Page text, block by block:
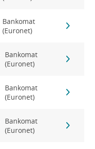
Bankomat
(Euronet)
Bankomat
(Euronet)
Bankomat
(Euronet)
Bankomat
(Euronet)